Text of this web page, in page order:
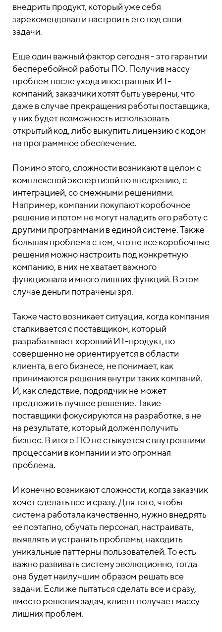
внедрить продукт, который уже себя
зарекомендовал и настроить его под свои
задачи.
Еще один важный фактор сегодня - это гарантии
бесперебойной работы ПО. Получив массу
проблем после ухода иностранных ИТ-
компаний, заказчики хотят быть уверены, что
даже в случае прекращения работы поставщика,
у них будет возможность использовать
открытый код, либо выкупить лицензию с кодом
на программное обеспечение.
Помимо этого, сложности возникают в целом с
комплексной экспертизой по внедрению, с
интеграцией, со смежными решениями.
Например, компании покупают коробочное
решение и потом не могут наладить его работу с
другими программами в единой системе. Также
большая проблема с тем, что не все коробочные
решения можно настроить под конкретную
компанию, в них не хватает важного
функционала и много лишних функций. В этом
случае деньги потрачены зря.
Также часто возникает ситуация, когда компания
сталкивается с поставщиком, который
разрабатывает хороший ИТ-продукт, но
совершенно не ориентируется в области
клиента, в его бизнесе, не понимает, как
принимаются решения внутри таких компаний.
И, как следствие, подрядчик не может
предложить лучшее решение. Такие
поставщики фокусируются на разработке, а не
на результате, который должен получить
бизнес. В итоге ПО не стыкуется с внутренними
процессами в компании и это огромная
проблема.
И конечно возникают сложности, когда заказчик
хочет сделать все и сразу. Для того, чтобы
система работала качественно, нужно внедрять
ее поэтапно, обучать персонал, настраивать,
выявлять и устранять проблемы, находить
уникальные паттерны пользователей. То есть
важно развивать систему эволюционно, тогда
она будет наилучшим образом решать все
задачи. Если же пытаться сделать все и сразу,
вместо решения задач, клиент получает массу
лишних проблем.